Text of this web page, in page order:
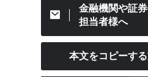
金融機関や証
担当者様へ
本文をコピーす